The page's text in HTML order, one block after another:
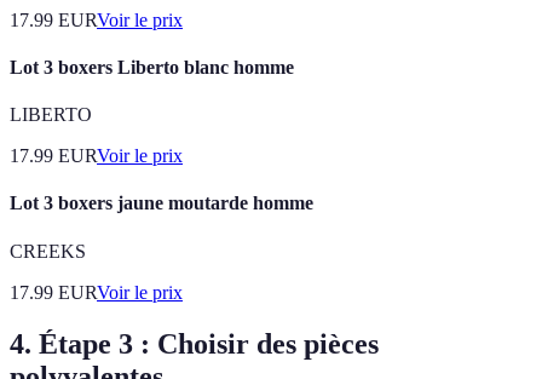
17.99 EURVoir le prix
Lot 3 boxers Liberto blanc homme
LIBERTO
17.99 EURVoir le prix
Lot 3 boxers jaune moutarde homme
CREEKS
17.99 EURVoir le prix
4. Étape 3 : Choisir des pièces